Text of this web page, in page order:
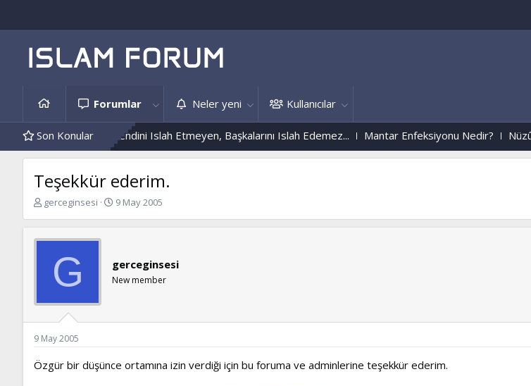
Forumlar Neler yeni Kullanıcılar
Son Konular
Örnekleri Kendini Islah Etmeyen, Başkalarını Islah Edemez... Mantar Enfeksiyonu Nedir? Nüzûlden
Teşekkür ederim.
K
b
a
a
a
gerceginsesi
B
n
g
h
9 May 2005
G gerceginsesi
New member
9 May 2005
Özgür bir düşünce ortamına izin verdiği için bu foruma ve adminlerine teşekkür ederim.